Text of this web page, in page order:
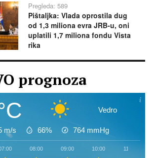
Pregleda: 589
Pištaljka: Vlada oprostila dug
od 1,3 miliona evra JRB-u, oni
uplatili 1,7 miliona fondu Vista
rika
prognoza
Vedro
m/s 66% 764 mmHg
08:00 09:00 10:00 11:00